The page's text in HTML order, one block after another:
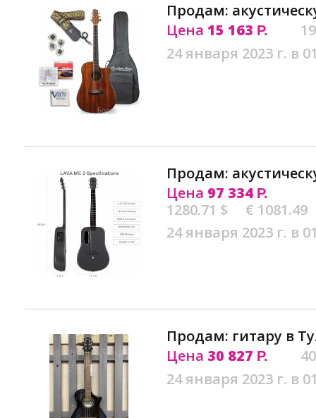
Продам:
Цена 15 163 Р.
24 января 2023 г. в
Продам:
Цена 97 334 Р.
1280.71 $
€ 1081.49
24 января 2023 г. в
Продам: гитару в
Цена 30 827 Р.
24 января 2023 г. в